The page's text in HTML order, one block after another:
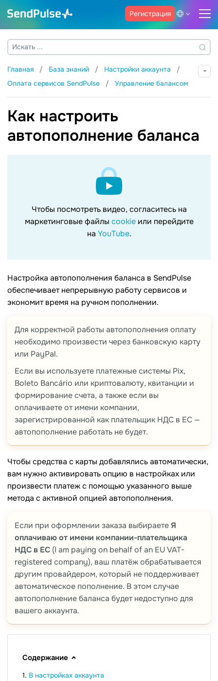
Регистрация
Главная База знаний
Настройки аккаунта
Оплата сервисов SendPulse
Управление балансом
Как настроить
автопополнение баланса
Чтобы посмотреть видео, согласитесь на
маркетинговые файлы cookie или перейдите
на YouTube.
Настройка автопополнения баланса в SendPulse
обеспечивает непрерывную работу сервисов и
экономит время на ручном пополнении.
Для корректной работы автопополнения оплату
необходимо произвести через банковскую карту
или PayPal.
Если вы используете платежные системы Pix,
Boleto Bancário или криптовалюту, квитанции и
формирование счета, а также если вы
оплачиваете от имени компании,
зарегистрированной как плательщик НДС в ЕС —
автопополнение работать не будет.
Чтобы средства с карты добавлялись автоматически,
вам нужно активировать опцию в настройках или
произвести платеж с помощью указанного выше
метода с активной опцией автопополнения.
Если при оформлении заказа выбираете Я
оплачиваю от имени компании-плательщика
НДС в ЕС (I am paying on behalf of an EU VAT-
registered company), ваш платёж обрабатывается
другим провайдером, который не поддерживает
автоматическое пополнение. В этом случае
автопополнение баланса будет недоступно для
вашего аккаунта.
Содержание
В настройках аккаунта